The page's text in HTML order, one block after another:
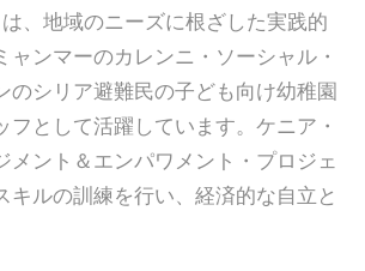
、地域のニーズに根ざした実践的
ンマーのカレンニ・ソーシャル・
シリア避難民の子ども向け幼稚園
として活躍しています。ケニア・
ント＆エンパワメント・プロジェ
ルの訓練を行い、経済的な自立と